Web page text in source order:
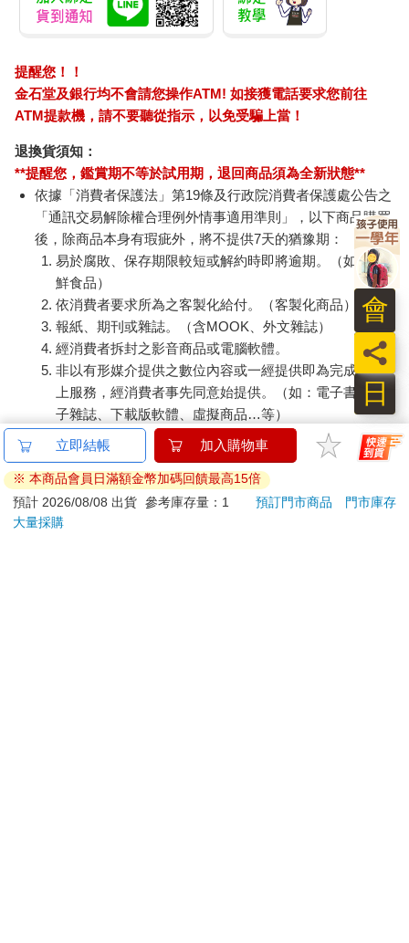
提醒您！！
金石堂及銀行均不會請您操作ATM! 如接獲電話要求您前往
ATM提款機，請不要聽從指示，以免受騙上當！
退換貨須知：
**提醒您，鑑賞期不等於試用期，退回商品須為全新狀態**
依據「消費者保護法」第19條及行政院消費者保護處公告之
「通訊交易解除權合理例外情事適用準則」，以下商品購買
後，除商品本身有瑕疵外，將不提供7天的猶豫期：
易於腐敗、保存期限較短或解約時即將逾期。（如：生
鮮食品）
依消費者要求所為之客製化給付。（客製化商品）
報紙、期刊或雜誌。（含MOOK、外文雜誌）
經消費者拆封之影音商品或電腦軟體。
非以有形媒介提供之數位內容或一經提供即為完成之線
上服務，經消費者事先同意始提供。（如：電子書、電
子雜誌、下載版軟體、虛擬商品…等）
已拆封之個人衛生用品。（如：內衣褲、刮鬍刀、除毛
刀…等）
若非上列種類商品，均享有到貨7天的猶豫期（含例假
日）。
辦理退換貨時，商品（組合商品恕無法接受單獨退貨）必須
立即結帳 加入購物車
※ 本商品會員日滿額金幣加碼回饋最高15倍
預計 2026/08/08 出貨 參考庫存量：1 預訂門市商品
門市庫存
大量採購
日
員
會